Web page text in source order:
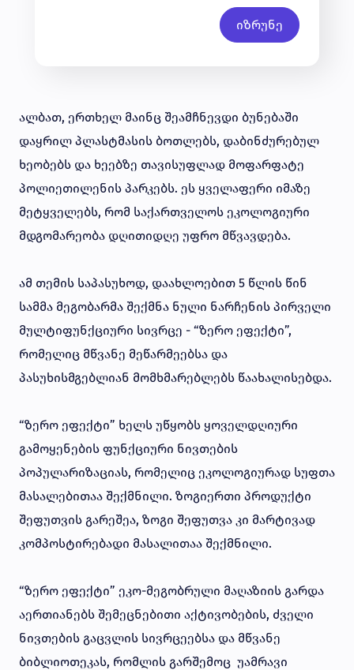
იზრუნე
ალბათ, ერთხელ მაინც შეამჩნევდი ბუნებაში
დაყრილ პლასტმასის ბოთლებს, დაბინძურებულ
ხეობებს და ხეებზე თავისუფლად მოფარფატე
პოლიეთილენის პარკებს. ეს ყველაფერი იმაზე
მეტყველებს, რომ საქართველოს ეკოლოგიური
მდგომარეობა დღითიდღე უფრო მწვავდება.
ამ თემის საპასუხოდ, დაახლოებით 5 წლის წინ
სამმა მეგობარმა შექმნა ნული ნარჩენის პირველი
მულტიფუნქციური სივრცე - “ზერო ეფექტი”,
რომელიც მწვანე მეწარმეებსა და
პასუხისმგებლიან მომხმარებლებს წაახალისებდა.
“ზერო ეფექტი” ხელს უწყობს ყოველდღიური
გამოყენების ფუნქციური ნივთების
პოპულარიზაციას, რომელიც ეკოლოგიურად სუფთა
მასალებითაა შექმნილი. ზოგიერთი პროდუქტი
შეფუთვის გარეშეა, ზოგი შეფუთვა კი მარტივად
კომპოსტირებადი მასალითაა შექმნილი.
“ზერო ეფექტი” ეკო-მეგობრული მაღაზიის გარდა
აერთიანებს შემეცნებითი აქტივობების, ძველი
ნივთების გაცვლის სივრცეებსა და მწვანე
ბიბლიოთეკას, რომლის გარშემოც უამრავი